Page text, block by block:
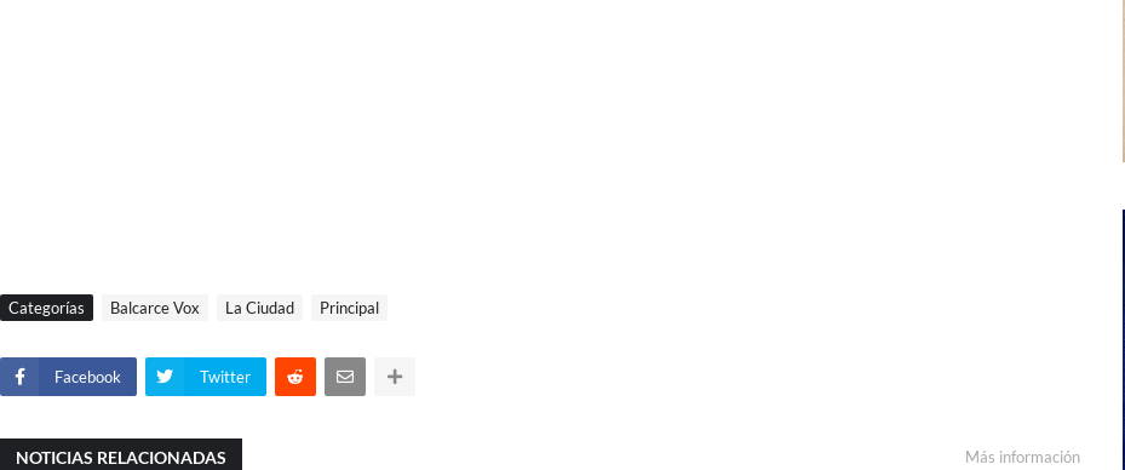
Categorías Balcarce Vox La Ciudad Principal
Facebook Twitter
NOTICIAS RELACIONADAS Más información